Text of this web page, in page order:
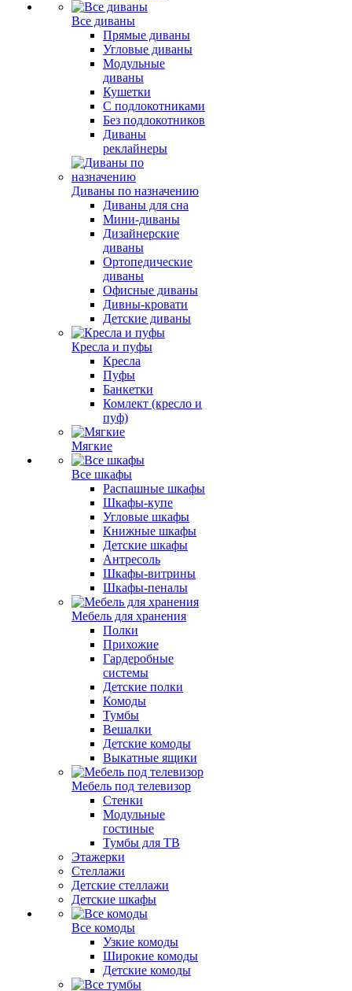
Все диваны
Прямые диваны
Угловые диваны
Модульные
диваны
Кушетки
С подлокотниками
Без подлокотников
Диваны
реклайнеры
Диваны по назначению
Диваны для сна
Мини-диваны
Дизайнерские
диваны
Ортопедические
диваны
Офисные диваны
Дивны-кровати
Детские диваны
Кресла и пуфы
Кресла
Пуфы
Банкетки
Комлект (кресло и
пуф)
Мягкие
Все шкафы
Распашные шкафы
Шкафы-купе
Угловые шкафы
Книжные шкафы
Детские шкафы
Антресоль
Шкафы-витрины
Шкафы-пеналы
Мебель для хранения
Полки
Прихожие
Гардеробные
системы
Детские полки
Комоды
Тумбы
Вешалки
Детские комоды
Выкатные ящики
Мебель под телевизор
Стенки
Модульные
гостиные
Тумбы для ТВ
Этажерки
Стеллажи
Детские стеллажи
Детские шкафы
Все комоды
Узкие комоды
Широкие комоды
Детские комоды